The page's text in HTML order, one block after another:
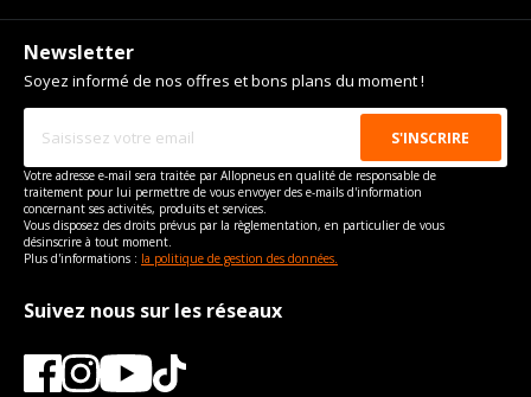
motorisation
Année de fin de
motorisation
2023-12-01
Code motorisation
Numéro de moteur
59395
Frein performance
23
Cylindrée cm3
3604
Puissance en Kw max
VISSERIE CHRYSLER 300C (LX) DEPUIS 09-2010 3.6 (292CV)
Newsletter
Soyez informé de nos offres et bons plans du moment !
Votre adresse e-mail sera traitée par Allopneus en qualité de responsable de
traitement pour lui permettre de vous envoyer des e-mails d'information
concernant ses activités, produits et services.
Vous disposez des droits prévus par la règlementation, en particulier de vous
désinscrire à tout moment.
Plus d'informations : la politique de gestion des données.
Suivez nous sur les réseaux